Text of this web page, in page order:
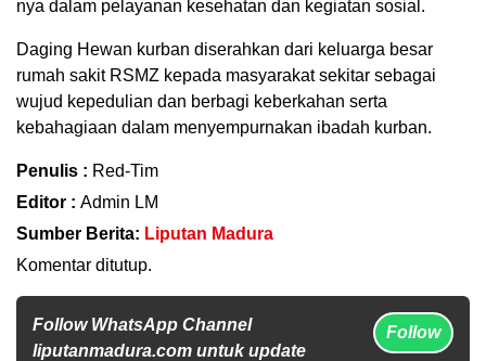
nya dalam pelayanan kesehatan dan kegiatan sosial.
Daging Hewan kurban diserahkan dari keluarga besar
rumah sakit RSMZ kepada masyarakat sekitar sebagai
wujud kepedulian dan berbagi keberkahan serta
kebahagiaan dalam menyempurnakan ibadah kurban.
Penulis : Red-Tim
Editor : Admin LM
Sumber Berita: Liputan Madura
Komentar ditutup.
Follow WhatsApp Channel
liputanmadura.com untuk update
Follow